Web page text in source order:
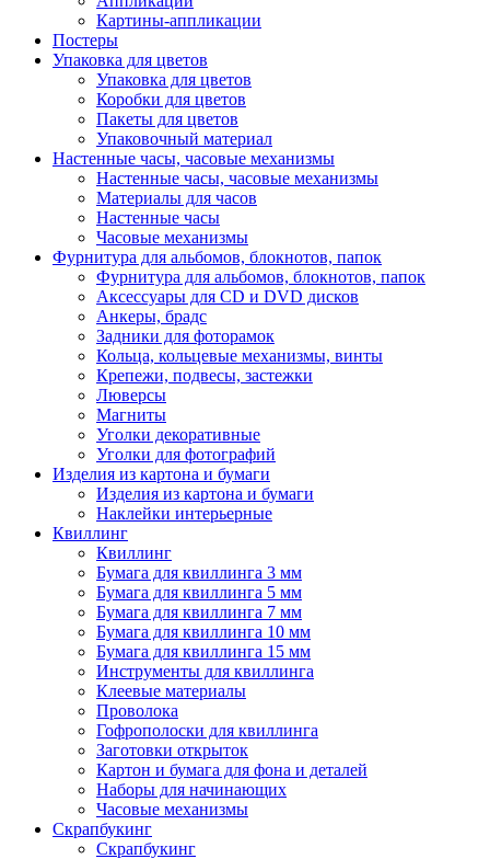
Картины-аппликации
Постеры
Упаковка для цветов
Упаковка для цветов
Коробки для цветов
Пакеты для цветов
Упаковочный материал
Настенные часы, часовые механизмы
Настенные часы, часовые механизмы
Материалы для часов
Настенные часы
Часовые механизмы
Фурнитура для альбомов, блокнотов, папок
Фурнитура для альбомов, блокнотов, папок
Аксессуары для CD и DVD дисков
Анкеры, брадс
Задники для фоторамок
Кольца, кольцевые механизмы, винты
Крепежи, подвесы, застежки
Люверсы
Магниты
Уголки декоративные
Уголки для фотографий
Изделия из картона и бумаги
Изделия из картона и бумаги
Наклейки интерьерные
Квиллинг
Квиллинг
Бумага для квиллинга 3 мм
Бумага для квиллинга 5 мм
Бумага для квиллинга 7 мм
Бумага для квиллинга 10 мм
Бумага для квиллинга 15 мм
Инструменты для квиллинга
Клеевые материалы
Проволока
Гофрополоски для квиллинга
Заготовки открыток
Картон и бумага для фона и деталей
Наборы для начинающих
Часовые механизмы
Скрапбукинг
Скрапбукинг